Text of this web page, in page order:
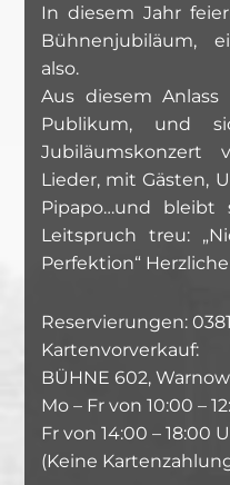
In diesem Jahr
Bühnenjubiläum,
also.
Aus diesem
Publikum, und
Lieder, mit Gästen,
Pipapo…und bleibt
Leitspruch treu:
Perfektion“
Reservierungen:
Kartenvorverkauf:
BÜHNE 602,
Mo – Fr von 10:00 –
Fr von 14:00 – 18:00
(Keine